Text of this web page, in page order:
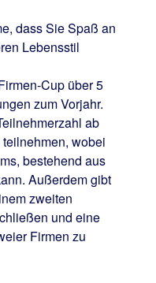
dass Sie Spaß an
Lebensstil
Cup über 5
zum Vorjahr.
ab
wobei
bestehend aus
Außerdem gibt
zweiten
und eine
Firmen zu